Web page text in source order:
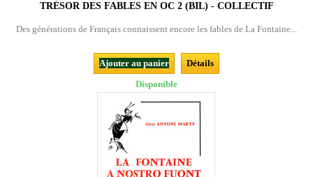
TRÉSOR DES FABLES EN OC 2 (BIL) - COLLECTIF
Des générations de Français connaissent encore les fables de La Fontaine...
Ajouter au panier
Détails
Disponible